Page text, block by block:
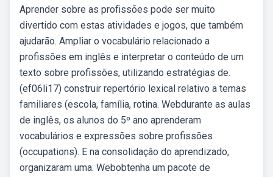
Aprender sobre as profissões pode ser muito
divertido com estas atividades e jogos, que também
ajudarão. Ampliar o vocabulário relacionado a
profissões em inglês e interpretar o conteúdo de um
texto sobre profissões, utilizando estratégias de.
(ef06li17) construir repertório lexical relativo a temas
familiares (escola, família, rotina. Webdurante as aulas
de inglês, os alunos do 5º ano aprenderam
vocabulários e expressões sobre profissões
(occupations). E na consolidação do aprendizado,
organizaram uma. Webobtenha um pacote de